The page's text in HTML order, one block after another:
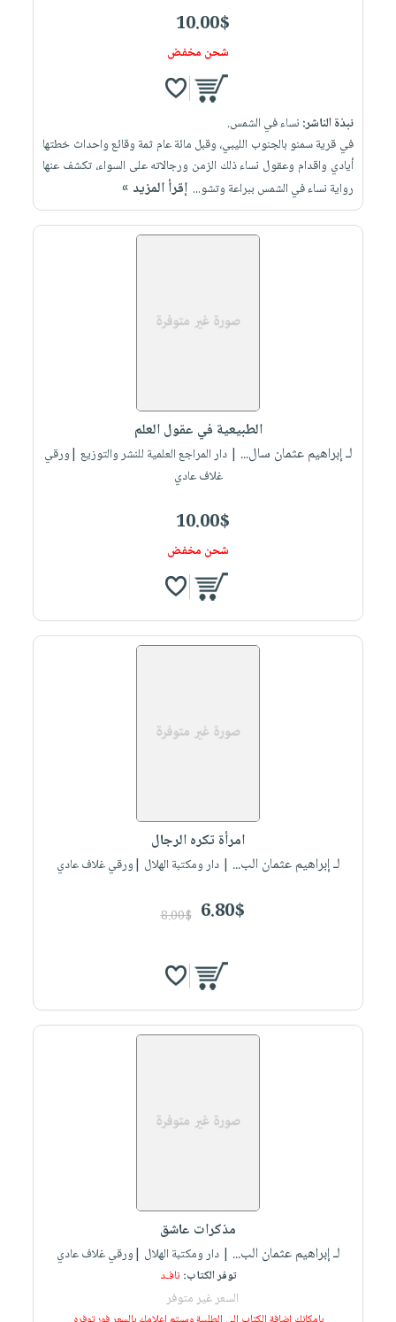
10.00$
شحن مخفض
نبذة الناشر: نساء في الشمس.
في قرية سمنو بالجنوب الليبي، وقبل مائة عام ثمة وقائع واحداث خطتها
أيادي واقدام وعقول نساء ذلك الزمن ورجالاته على السواء، تكشف عنها
رواية نساء في الشمس ببراعة وتشو... إقرأ المزيد »
الطبيعية في عقول العلم
لـ إبراهيم عثمان سال... | دار المراجع العلمية للنشر والتوزيع |ورقي
غلاف عادي
10.00$
شحن مخفض
امرأة تكره الرجال
لـ إبراهيم عثمان الب... | دار ومكتبة الهلال |ورقي غلاف عادي
6.80$
8.00$
مذكرات عاشق
لـ إبراهيم عثمان الب... | دار ومكتبة الهلال |ورقي غلاف عادي
توفر الكتاب: نافـد
السعر غير متوفر